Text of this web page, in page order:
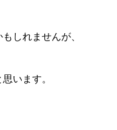
しれませんが、
います。